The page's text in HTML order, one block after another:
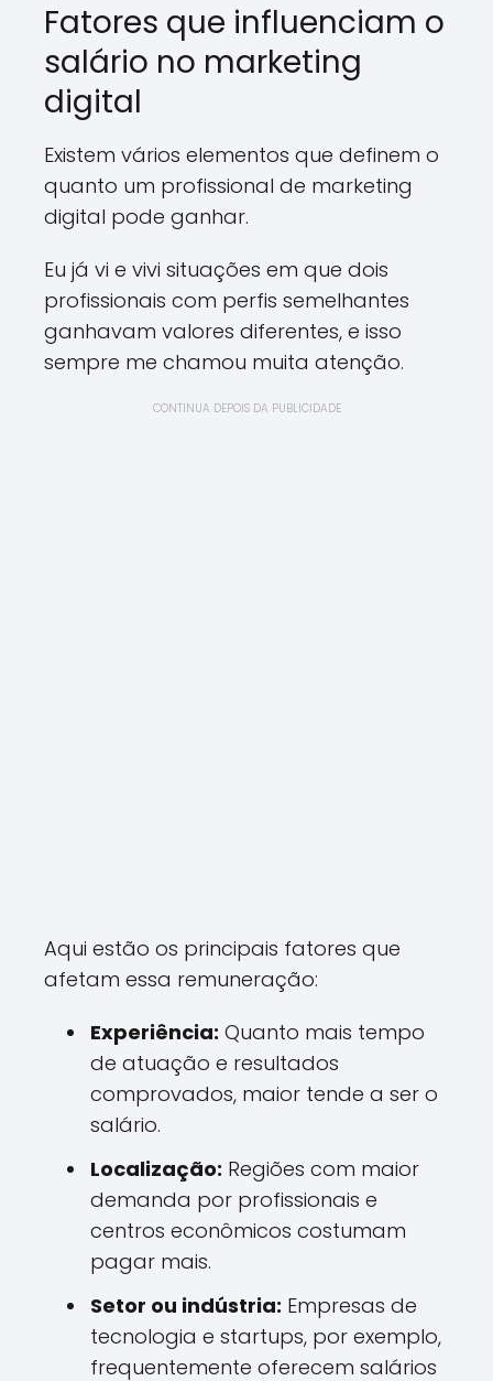
Fatores que influenciam o
salário no marketing
digital
Existem vários elementos que definem o
quanto um profissional de marketing
digital pode ganhar.
Eu já vi e vivi situações em que dois
profissionais com perfis semelhantes
ganhavam valores diferentes, e isso
sempre me chamou muita atenção.
CONTINUA DEPOIS DA PUBLICIDADE
Aqui estão os principais fatores que
afetam essa remuneração:
Experiência: Quanto mais tempo
de atuação e resultados
comprovados, maior tende a ser o
salário.
Localização: Regiões com maior
demanda por profissionais e
centros econômicos costumam
pagar mais.
Setor ou indústria: Empresas de
tecnologia e startups, por exemplo,
frequentemente oferecem salários